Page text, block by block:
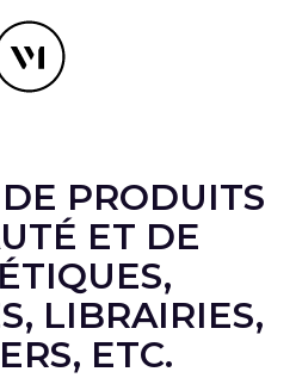
PRODUITS
ET DE
LIBRAIRIES,
ETC.